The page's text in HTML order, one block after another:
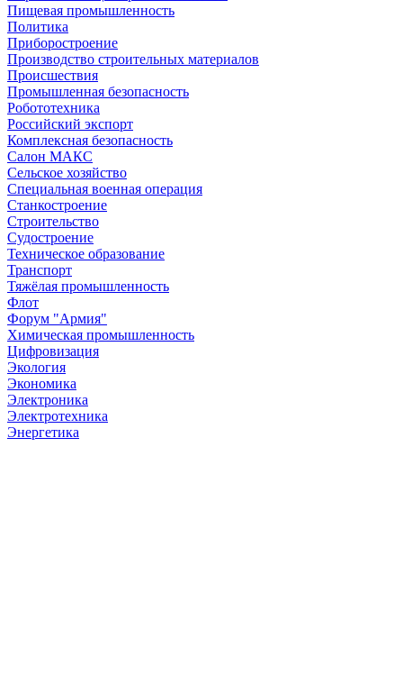
Пищевая промышленность
Политика
Приборостроение
Производство строительных материалов
Происшествия
Промышленная безопасность
Робототехника
Российский экспорт
Комплексная безопасность
Салон МАКС
Сельское хозяйство
Специальная военная операция
Станкостроение
Строительство
Судостроение
Техническое образование
Транспорт
Тяжёлая промышленность
Флот
Форум "Армия"
Химическая промышленность
Цифровизация
Экология
Экономика
Электроника
Электротехника
Энергетика